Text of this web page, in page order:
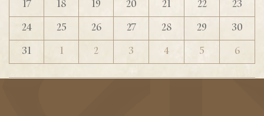
17
18 19 20 21 22
23
24
25 26 27 28 29
30
31
1 2 3 4 5 6